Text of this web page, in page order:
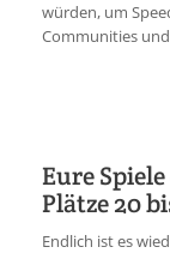
Discord
würden, um
Communities
Eure Spiele
Plätze 20
Endlich ist es